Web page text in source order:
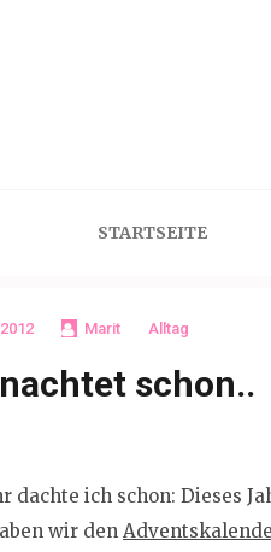
STARTSEITE
Marit Alltag
schon..
dachte ich schon: Dieses
wir den